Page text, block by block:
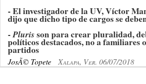
- El investigador de la UV, Víctor
dijo que dicho tipo de cargos se
-Pluris son para crear pluralidad,
políticos destacados, no a familiares
partidos
JosÃ© Topete Xalapa, Ver. 06/07/2018